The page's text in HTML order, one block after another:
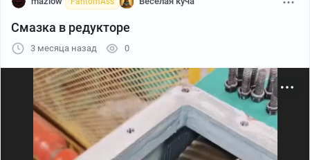
Смазка в редукторе
3 месяца назад 0